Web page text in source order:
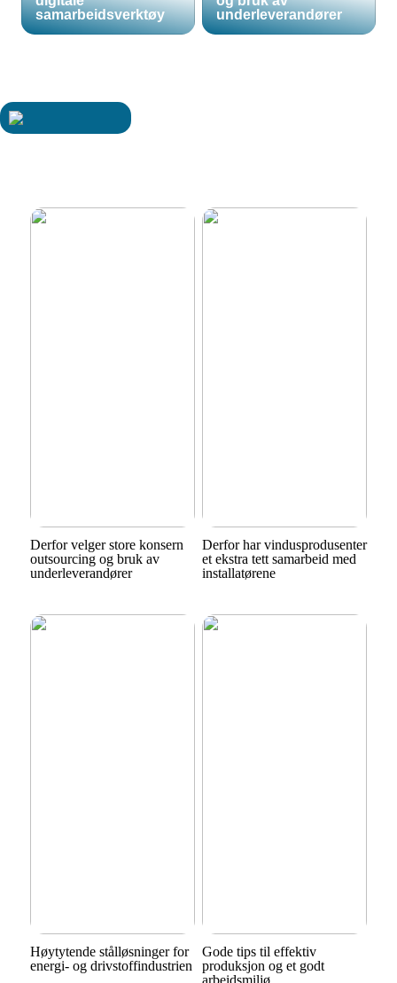
samarbeidsverktøy
underleverandører
Derfor velger store konsern
outsourcing og bruk av
underleverandører
Derfor har vindusprodusenter
et ekstra tett samarbeid med
installatørene
Høytytende stålløsninger for
energi- og drivstoffindustrien
Gode tips til effektiv
produksjon og et godt
arbeidsmiljø